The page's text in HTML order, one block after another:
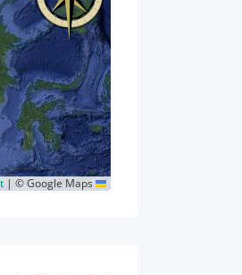
| © Google Maps